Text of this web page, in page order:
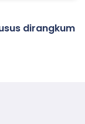
dirangkum